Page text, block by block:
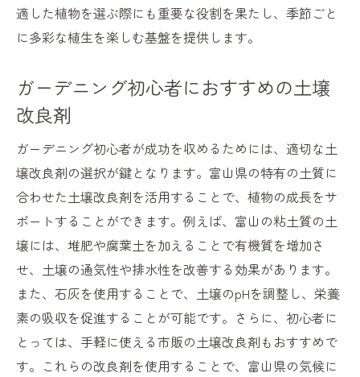
適した植物を選ぶ際にも重要な役割を果たし、季節ごと
に多彩な植生を楽しむ基盤を提供します。
ガーデニング初心者におすすめの土壌
改良剤
ガーデニング初心者が成功を収めるためには、適切な土
壌改良剤の選択が鍵となります。富山県の特有の土質に
合わせた土壌改良剤を活用することで、植物の成長をサ
ポートすることができます。例えば、富山の粘土質の土
壌には、堆肥や腐葉土を加えることで有機質を増加さ
せ、土壌の通気性や排水性を改善する効果があります。
また、石灰を使用することで、土壌のpHを調整し、栄養
素の吸収を促進することが可能です。さらに、初心者に
とっては、手軽に使える市販の土壌改良剤もおすすめで
す。これらの改良剤を使用することで、富山県の気候に